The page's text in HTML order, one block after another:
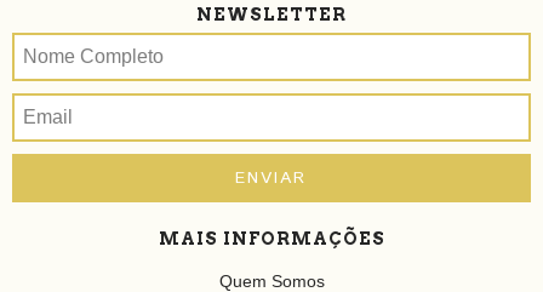
NEWSLETTER
MAIS INFORMAÇÕES
Quem Somos